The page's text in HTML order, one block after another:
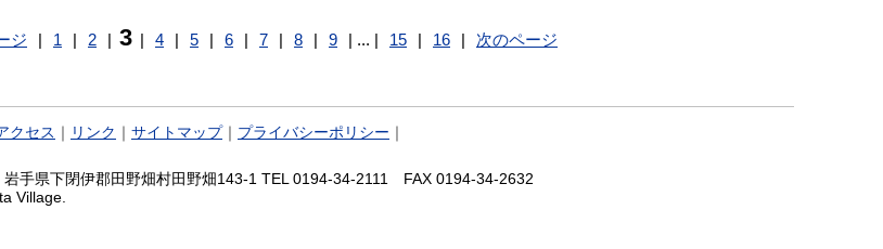
ジ 1 2 3 4 5 6 7 8 9 ... 15 16 次のページ
クセス リンク サイトマップ｜ プライバシーポリシー
岩手県下閉伊郡田野畑村田野畑143-1 TEL 0194-34-2111 FAX 0194-34-2632
Village.